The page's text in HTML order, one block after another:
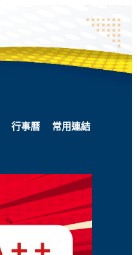
行事曆 常用連結